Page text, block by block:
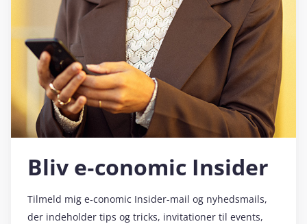
Bliv e‑conomic Insider
Tilmeld mig e‑conomic Insider-mail og nyhedsmails,
der indeholder tips og tricks, invitationer til events,